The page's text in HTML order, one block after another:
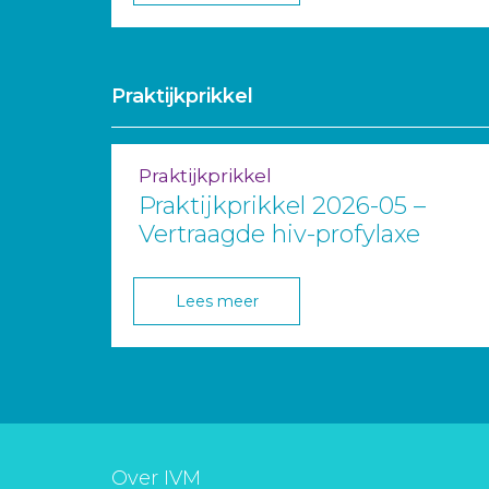
Praktijkprikkel
Praktijkprikkel
Praktijkprikkel 2026-05 –
Vertraagde hiv-profylaxe
Lees meer
Over IVM